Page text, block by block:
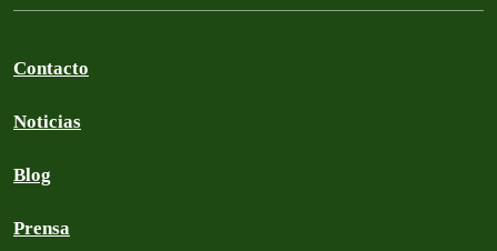
Contacto
Noticias
Blog
Prensa